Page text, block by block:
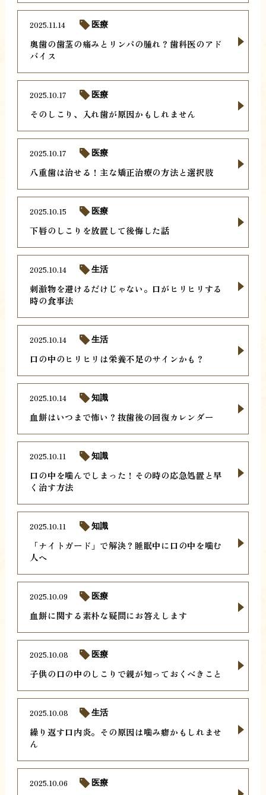
奥歯の歯茎の痛みとリンパの腫れ？歯科医のアド
バイス
2025.11.14 医療
そのしこり、入れ歯が原因かもしれません
2025.10.17 医療
八重歯は治せる！主な矯正治療の方法と選択肢
2025.10.17 医療
下唇のしこりを放置して後悔した話
2025.10.15 医療
刺激物を避けるだけじゃない。口がヒリヒリする
時の食事法
2025.10.14 生活
口の中のヒリヒリは栄養不足のサインかも？
2025.10.14 生活
血餅はいつまで怖い？抜歯後の回復カレンダー
2025.10.14 知識
口の中を噛んでしまった！その時の応急処置と早
く治す方法
2025.10.11 知識
「ナイトガード」で解決？睡眠中に口の中を噛む
人へ
2025.10.11 知識
血餅に関する素朴な疑問にお答えします
2025.10.09 医療
子供の口の中のしこりで親が知っておくべきこと
2025.10.08 医療
繰り返す口内炎。その原因は噛み癖かもしれませ
ん
2025.10.08 生活
2025.10.06 医療